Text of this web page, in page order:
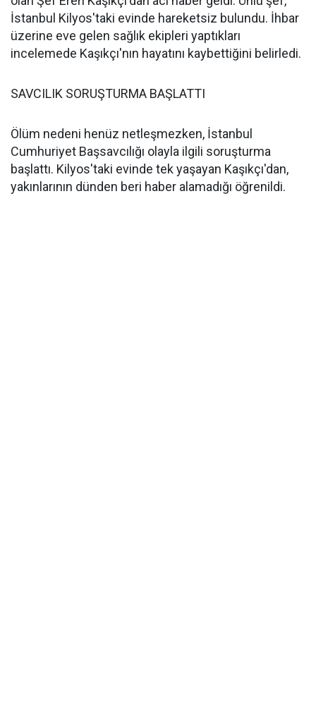
İstanbul Kilyos'taki evinde hareketsiz bulundu. İhbar
üzerine eve gelen sağlık ekipleri yaptıkları
incelemede Kaşıkçı'nın hayatını kaybettiğini belirledi.
SAVCILIK SORUŞTURMA BAŞLATTI
Ölüm nedeni henüz netleşmezken, İstanbul
Cumhuriyet Başsavcılığı olayla ilgili soruşturma
başlattı. Kilyos'taki evinde tek yaşayan Kaşıkçı'dan,
yakınlarının dünden beri haber alamadığı öğrenildi.